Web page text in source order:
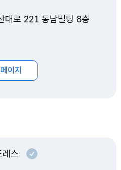
대로 221 동남빌딩 8층
이지
레스